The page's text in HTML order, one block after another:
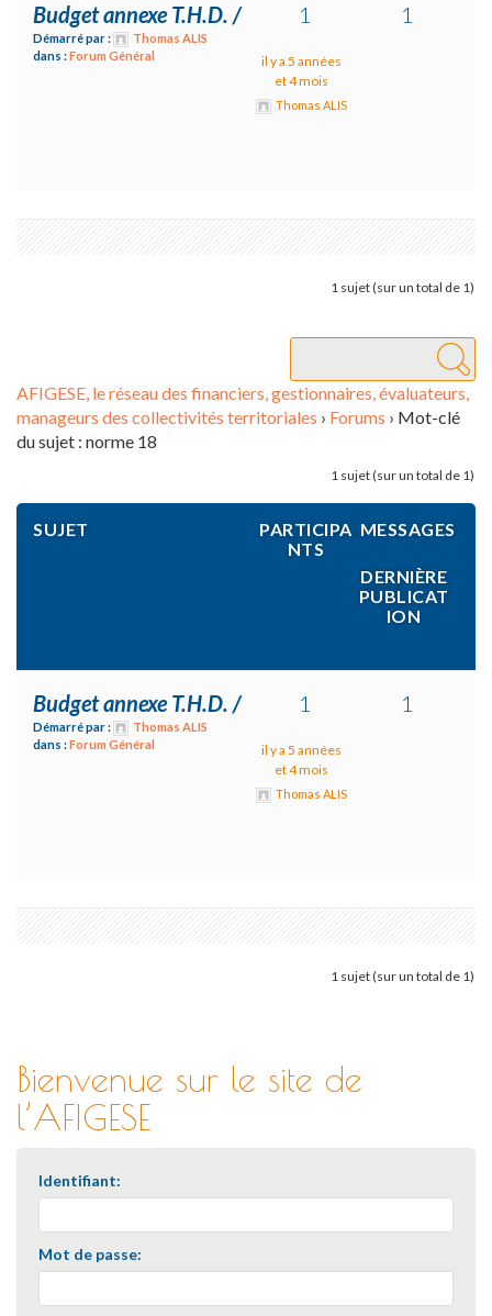
Budget annexe T.H.D. /
Démarré par :
Thomas ALIS
dans :Forum Général
1 1
il y a 5 années
et 4 mois
Thomas ALIS
1 sujet (sur un total de 1)
AFIGESE, le réseau des financiers, gestionnaires, évaluateurs,
manageurs des collectivités territoriales › Forums › Mot-clé
du sujet : norme 18
1 sujet (sur un total de 1)
SUJET
PARTICIPA
NTS
MESSAGES
DERNIÈRE
PUBLICAT
ION
Budget annexe T.H.D. /
Démarré par :
Thomas ALIS
dans :Forum Général
1 1
il y a 5 années
et 4 mois
Thomas ALIS
1 sujet (sur un total de 1)
Bienvenue sur le site de
l’AFIGESE
Identifiant:
Mot de passe: